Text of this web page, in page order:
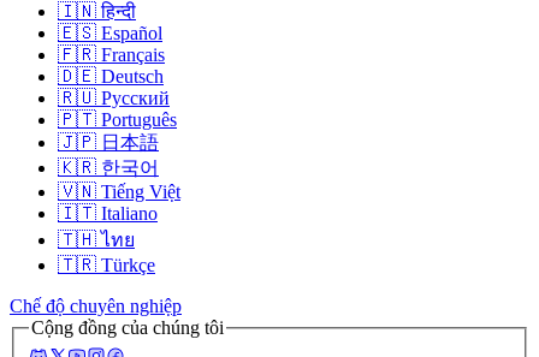
🇮🇳 हिन्दी
🇪🇸 Español
🇫🇷 Français
🇩🇪 Deutsch
🇷🇺 Русский
🇵🇹 Português
🇯🇵 日本語
🇰🇷 한국어
🇻🇳 Tiếng Việt
🇮🇹 Italiano
🇹🇭 ไทย
🇹🇷 Türkçe
Chế độ chuyên nghiệp
Cộng đồng của chúng tôi